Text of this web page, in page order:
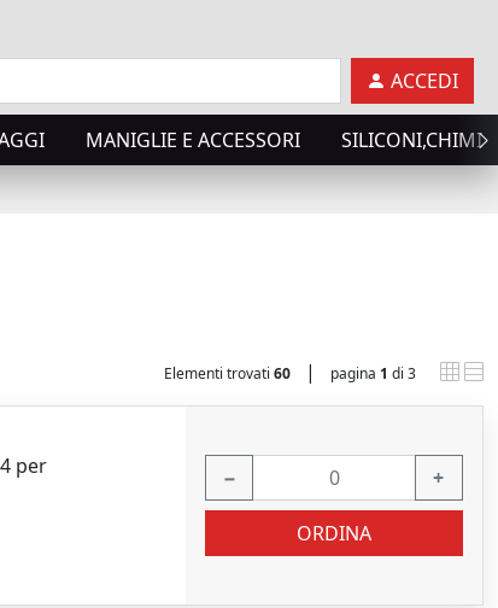
ACCEDI
MANIGLIE E ACCESSORI
Elementi trovati 60 | pagina 1 di 3
per
− +
ORDINA